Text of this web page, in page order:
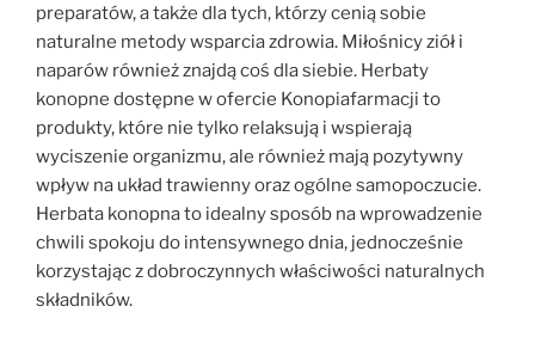
preparatów, a także dla tych, którzy cenią sobie
naturalne metody wsparcia zdrowia. Miłośnicy ziół i
naparów również znajdą coś dla siebie. Herbaty
konopne dostępne w ofercie Konopiafarmacji to
produkty, które nie tylko relaksują i wspierają
wyciszenie organizmu, ale również mają pozytywny
wpływ na układ trawienny oraz ogólne samopoczucie.
Herbata konopna to idealny sposób na wprowadzenie
chwili spokoju do intensywnego dnia, jednocześnie
korzystając z dobroczynnych właściwości naturalnych
składników.